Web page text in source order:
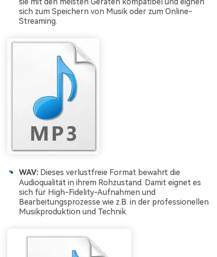
sich zum Speichern von Musik oder zum Online-
Streaming.
WAV: Dieses verlustfreie Format bewahrt die
Audioqualität in ihrem Rohzustand. Damit eignet es
sich für High-Fidelity-Aufnahmen und
Bearbeitungsprozesse wie z.B. in der professionellen
Musikproduktion und Technik.